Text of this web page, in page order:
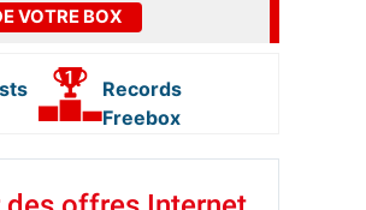
VOTRE BOX
Records
Freebox